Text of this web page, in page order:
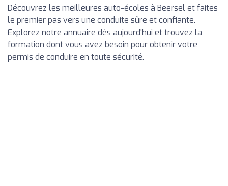
Découvrez les meilleures auto-écoles à Beersel et faites
le premier pas vers une conduite sûre et confiante.
Explorez notre annuaire dès aujourd'hui et trouvez la
formation dont vous avez besoin pour obtenir votre
permis de conduire en toute sécurité.